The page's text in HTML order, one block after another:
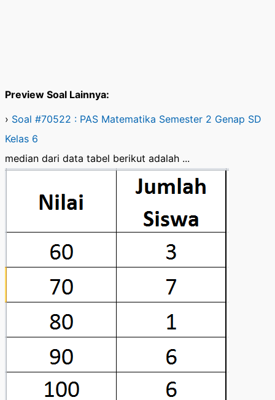
Preview Soal Lainnya:
› Soal #70522 : PAS Matematika Semester 2 Genap SD
Kelas 6
median dari data tabel berikut adalah ...